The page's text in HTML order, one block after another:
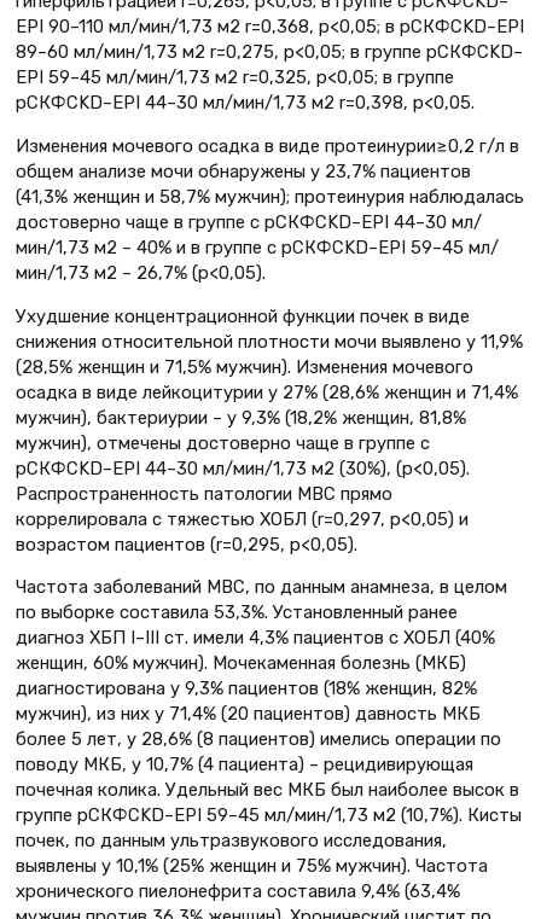
EPI 90–110 мл/мин/1,73 м2 r=0,368, р<0,05; в рСКФCKD–EPI
89–60 мл/мин/1,73 м2 r=0,275, р<0,05; в группе рСКФCKD–
EPI 59–45 мл/мин/1,73 м2 r=0,325, р<0,05; в группе
рСКФCKD–EPI 44–30 мл/мин/1,73 м2 r=0,398, р<0,05.
Изменения мочевого осадка в виде протеинурии≥0,2 г/л в
общем анализе мочи обнаружены у 23,7% пациентов
(41,3% женщин и 58,7% мужчин); протеинурия наблюдалась
достоверно чаще в группе с рСКФCKD–EPI 44–30 мл/
мин/1,73 м2 – 40% и в группе с рСКФCKD–EPI 59–45 мл/
мин/1,73 м2 – 26,7% (p<0,05).
Ухудшение концентрационной функции почек в виде
снижения относительной плотности мочи выявлено у 11,9%
(28,5% женщин и 71,5% мужчин). Изменения мочевого
осадка в виде лейкоцитурии у 27% (28,6% женщин и 71,4%
мужчин), бактериурии – у 9,3% (18,2% женщин, 81,8%
мужчин), отмечены достоверно чаще в группе с
рСКФCKD–EPI 44–30 мл/мин/1,73 м2 (30%), (p<0,05).
Распространенность патологии МВС прямо
коррелировала с тяжестью ХОБЛ (r=0,297, p<0,05) и
возрастом пациентов (r=0,295, p<0,05).
Частота заболеваний МВС, по данным анамнеза, в целом
по выборке составила 53,3%. Установленный ранее
диагноз ХБП I–III ст. имели 4,3% пациентов с ХОБЛ (40%
женщин, 60% мужчин). Мочекаменная болезнь (МКБ)
диагностирована у 9,3% пациентов (18% женщин, 82%
мужчин), из них у 71,4% (20 пациентов) давность МКБ
более 5 лет, у 28,6% (8 пациентов) имелись операции по
поводу МКБ, у 10,7% (4 пациента) – рецидивирующая
почечная колика. Удельный вес МКБ был наиболее высок в
группе рСКФCKD–EPI 59–45 мл/мин/1,73 м2 (10,7%). Кисты
почек, по данным ультразвукового исследования,
выявлены у 10,1% (25% женщин и 75% мужчин). Частота
хронического пиелонефрита составила 9,4% (63,4%